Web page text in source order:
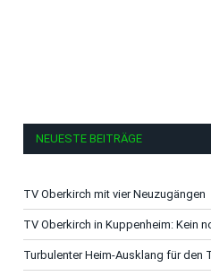
NEUESTE BEITRÄGE
TV Oberkirch mit vier Neuzugängen
TV Oberkirch in Kuppenheim: Kein
Turbulenter Heim-Ausklang für den